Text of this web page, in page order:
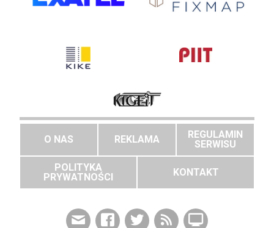
O NAS REKLAMA
REGULAMIN
SERWISU
POLITYKA
PRYWATNOŚCI
KONTAKT